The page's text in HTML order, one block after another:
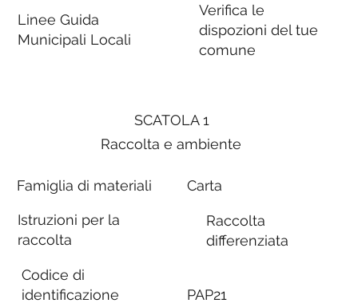
SCATOLA 1
Raccolta e ambiente
Famiglia di materiali
Istruzioni per la
raccolta
Codice di
identificazione
Carta
Raccolta
differenziata
PAP21
Linee Guida
Municipali Locali
Verifica le
dispozioni del tue
comune